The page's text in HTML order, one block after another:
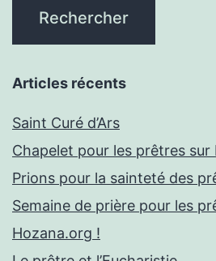
Articles récents
Saint Curé d’Ars
Chapelet pour les prêtres sur
Prions pour la sainteté des
Semaine de prière pour les
Hozana.org !